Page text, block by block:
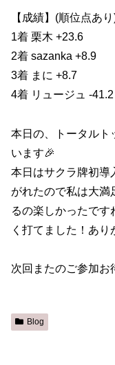
【成績】(順位点あ
1着 栗木 +23.6
2着 sazanka +8.9
3着 まに +8.7
4着 リュージュ -41.2
本日の、トータルト
います🎉
本日はサクラ牌初導
がれたので私は大満
るの楽しかったで
く打てました！あ
次回またのご参加お
Blog